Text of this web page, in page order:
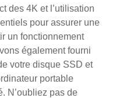
des 4K et l’utilisation
pour assurer une
un fonctionnement
également fourni
votre disque SSD et
portable
N’oubliez pas de